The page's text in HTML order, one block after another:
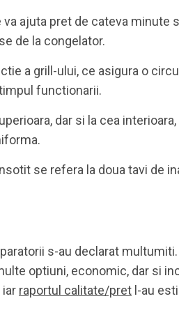
ajuta pret de cateva minute
de la congelator.
a grill-ului, ce asigura o
functionarii.
dar si la cea
se refera la doua tavi de
s-au declarat
optiuni, economic, dar si
raportul calitate/pret l-au